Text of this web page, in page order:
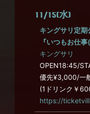
11/15(水)
キングサリ定
『いつもお仕
キングサリ
OPEN18:45/
優先¥3,000/一
(1ドリンク￥
https://